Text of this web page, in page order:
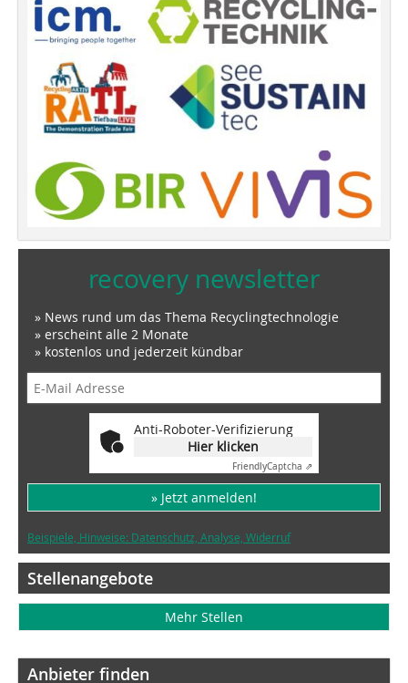
recovery newsletter
» News rund um das Thema Recyclingtechnologie
» erscheint alle 2 Monate
» kostenlos und jederzeit kündbar
Anti-Roboter-Verifizierung
Hier klicken
FriendlyCaptcha ⇗
» Jetzt anmelden!
Beispiele, Hinweise: Datenschutz, Analyse, Widerruf
Stellenangebote
Mehr Stellen
Anbieter finden